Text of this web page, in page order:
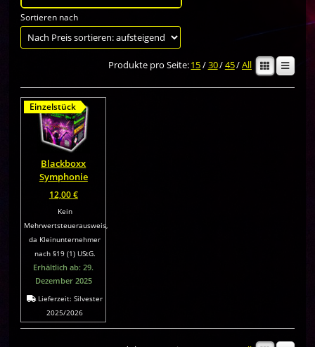
Sortieren nach
Produkte pro Seite:15/30/45/All
Einzelstück
Blackboxx
Symphonie
12,00€
Kein
Mehrwertsteuerausweis,
da Kleinunternehmer
nach §19 (1) UStG.
Erhältlich ab: 29.
Dezember 2025
Lieferzeit:Silvester
2025/2026